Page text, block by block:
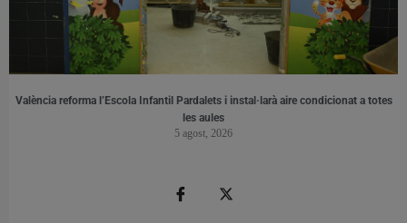
València reforma l’Escola Infantil Pardalets i instal·larà aire condicionat a totes
les aules
5 agost, 2026